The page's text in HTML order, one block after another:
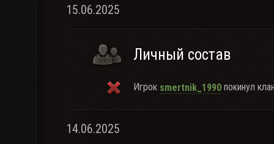
15.06.2025
Личный состав
Игрок smertnik_1990 покинул
14.06.2025